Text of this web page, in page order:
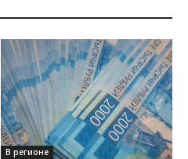
В регионе